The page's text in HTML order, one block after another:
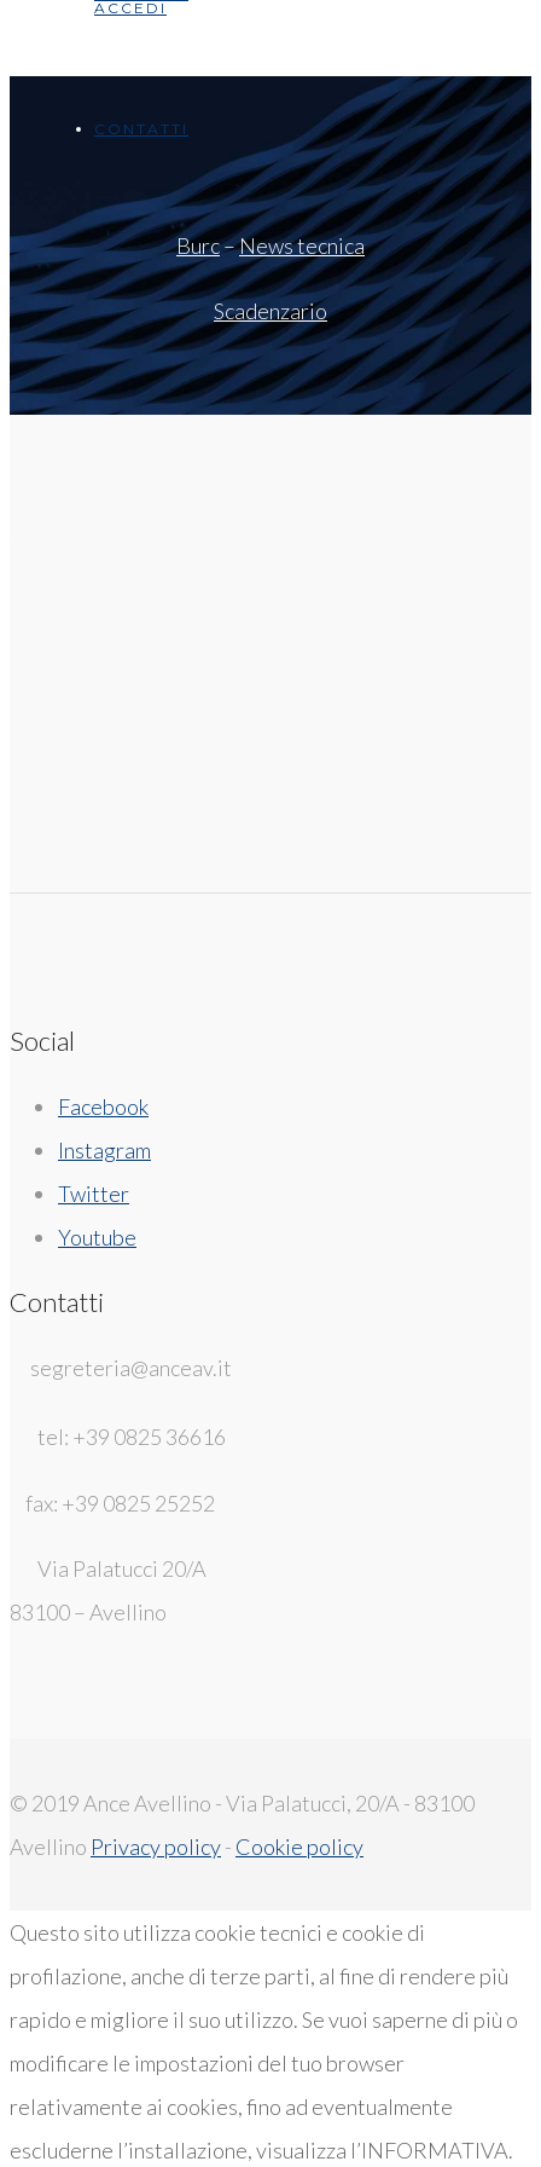
ACCEDI
CONTATTI
Burc–News tecnica
Scadenzario
Social
Facebook
Instagram
Twitter
Youtube
Contatti
segreteria@anceav.it
tel: +39 0825 36616
fax: +39 0825 25252
Via Palatucci 20/A
83100 – Avellino
© 2019 Ance Avellino - Via Palatucci, 20/A - 83100
Avellino Privacy policy- Cookie policy
Questo sito utilizza cookie tecnici e cookie di
profilazione, anche di terze parti, al fine di rendere più
rapido e migliore il suo utilizzo. Se vuoi saperne di più o
modificare le impostazioni del tuo browser
relativamente ai cookies, fino ad eventualmente
escluderne l’installazione, visualizza l’INFORMATIVA.